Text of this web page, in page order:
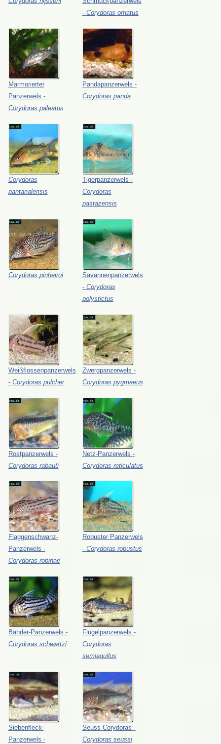
- Corydoras ornatus
Marmorierter
Panzerwels -
Corydoras paleatus
Pandapanzerwels -
Corydoras panda
Corydoras
pantanalensis
Tigerpanzerwels -
Corydoras
pastazensis
Corydoras pinheiroi
Savannenpanzerwels
- Corydoras
polystictus
Weißflossenpanzerwels
- Corydoras pulcher
Zwergpanzerwels -
Corydoras pygmaeus
Rostpanzerwels -
Corydoras rabauti
Netz-Panzerwels -
Corydoras reticulatus
Flaggenschwanz-
Panzerwels -
Corydoras robinae
Robuster Panzerwels
- Corydoras robustus
Bänder-Panzerwels -
Corydoras schwartzi
Flügelpanzerwels -
Corydoras
semiaquilus
Siebenfleck-
Panzerwels -
Seuss Corydoras -
Corydoras seussi